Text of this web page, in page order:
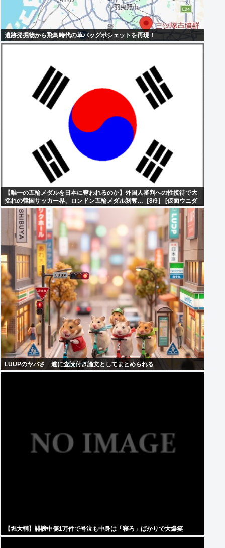
遺跡発掘物から飛鳥時代の革バッグポシェットを再現！
【唯一の五輪メダルを日本に奪われるのか】外国人審判への性接待で大
揺れの韓国サッカー界、ロンドン五輪メダル剝奪…［8/9］ [仮面ウニダ
ー★]
LUUPのヤバさ 遂に査読付き論文としてまとめられる
【堀大輔】誹謗中傷1万件で号泣も中身は「寝ろ」ばかりで大爆笑